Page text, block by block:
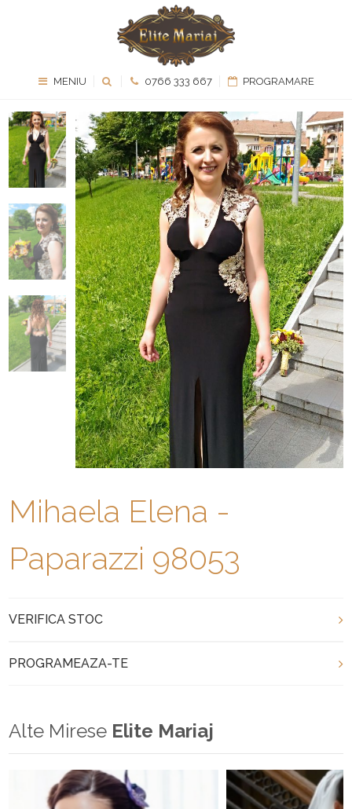
MENIU 0766 333 667 PROGRAMARE
Mihaela Elena -
Paparazzi 98053
VERIFICA STOC
PROGRAMEAZA-TE
Alte Mirese Elite Mariaj